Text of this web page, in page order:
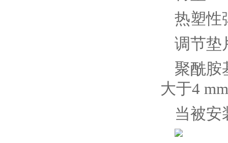
热塑性
调节垫
聚酰胺
大于4
当被安